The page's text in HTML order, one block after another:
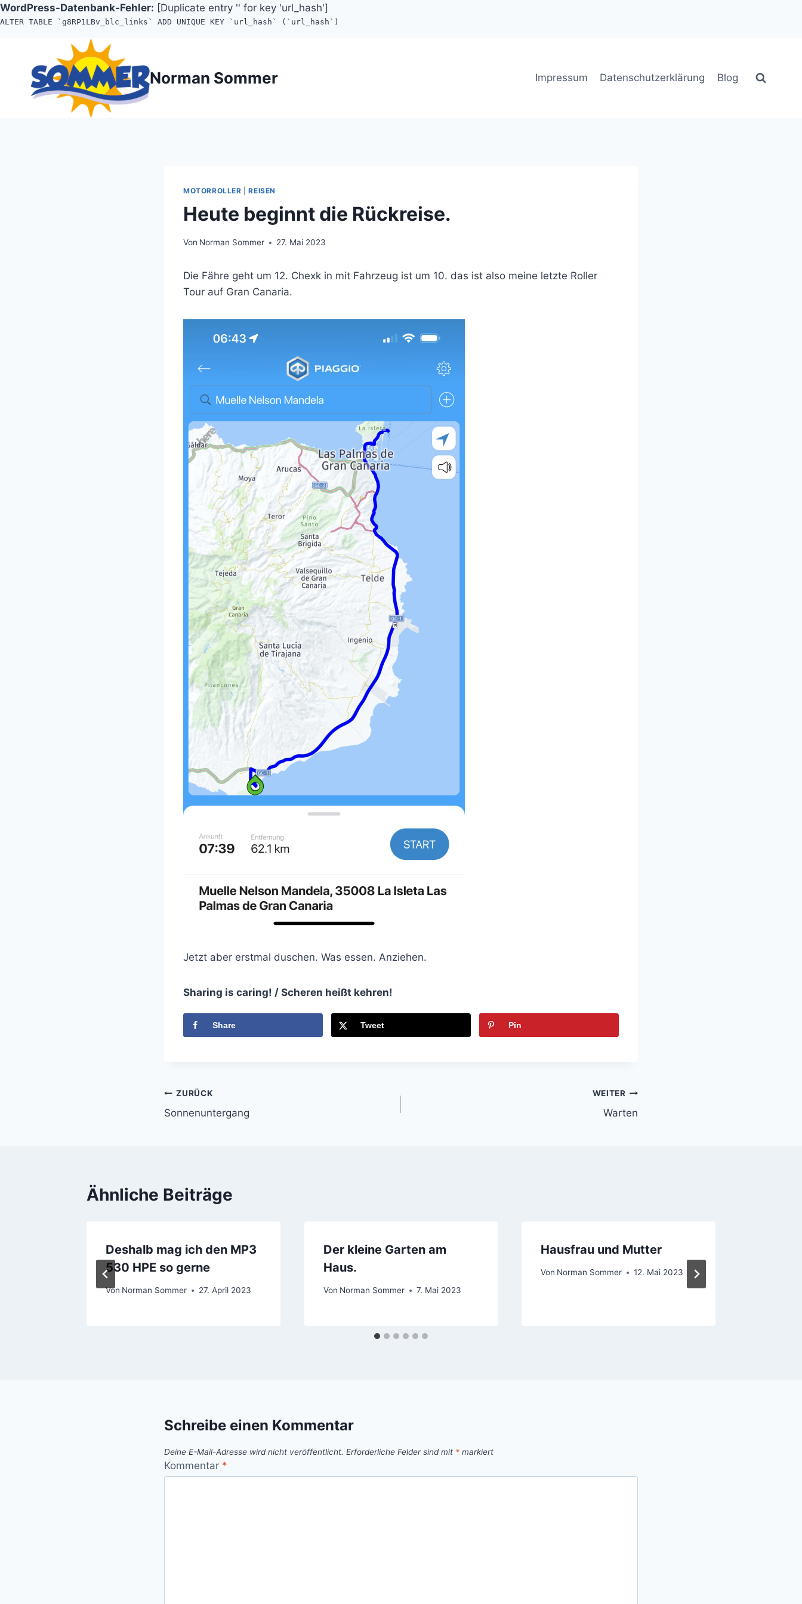
WordPress-Datenbank-Fehler: [Duplicate entry '' for key 'url_hash']
ALTER TABLE `g8RP1LBv_blc_links` ADD UNIQUE KEY `url_hash` (`url_hash`)
springen
Norman Sommer Impressum Datenschutzerklärung Blog
MOTORROLLER |REISEN
Heute beginnt die Rückreise.
Von Norman Sommer 27. Mai 2023
Die Fähre geht um 12. Chexk in mit Fahrzeug ist um 10. das ist also meine letzte Roller
Tour auf Gran Canaria.
Jetzt aber erstmal duschen. Was essen. Anziehen.
Sharing is caring! / Scheren heißt kehren!
Share Tweet Pin
Beitragsnavigation
ZURÜCK
Sonnenuntergang
WEITER
Warten
Ähnliche Beiträge
Deshalb mag ich den MP3
530 HPE so gerne
Von Norman Sommer 27. April 2023
Der kleine Garten am
Haus.
Von Norman Sommer 7. Mai 2023
Hausfrau und Mutter
Von Norman Sommer 12. Mai 2023
Schreibe einen Kommentar
Deine E-Mail-Adresse wird nicht veröffentlicht. Erforderliche Felder sind mit * markiert
Kommentar *